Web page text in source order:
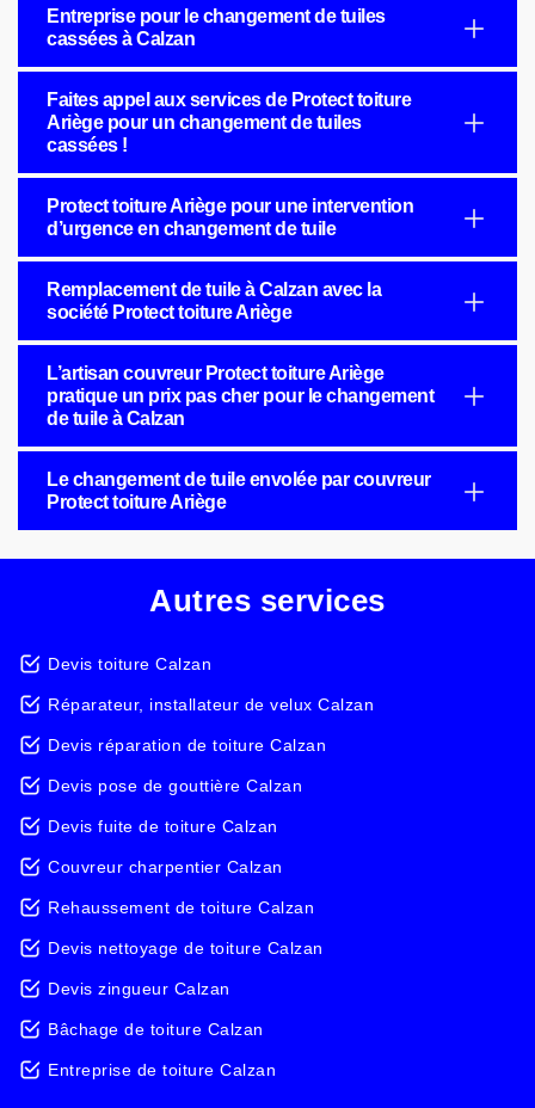
Entreprise pour le changement de tuiles
cassées à Calzan
Faites appel aux services de Protect toiture
Ariège pour un changement de tuiles
cassées !
Protect toiture Ariège pour une intervention
d’urgence en changement de tuile
Remplacement de tuile à Calzan avec la
société Protect toiture Ariège
L’artisan couvreur Protect toiture Ariège
pratique un prix pas cher pour le changement
de tuile à Calzan
Le changement de tuile envolée par couvreur
Protect toiture Ariège
Autres services
Devis toiture Calzan
Réparateur, installateur de velux Calzan
Devis réparation de toiture Calzan
Devis pose de gouttière Calzan
Devis fuite de toiture Calzan
Couvreur charpentier Calzan
Rehaussement de toiture Calzan
Devis nettoyage de toiture Calzan
Devis zingueur Calzan
Bâchage de toiture Calzan
Entreprise de toiture Calzan